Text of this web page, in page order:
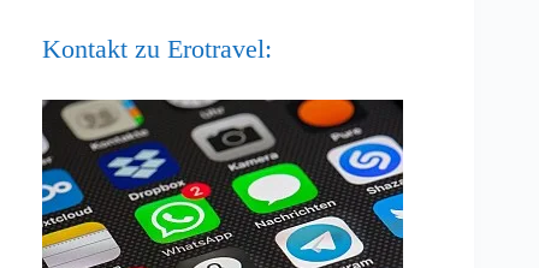
Kontakt zu Erotravel: